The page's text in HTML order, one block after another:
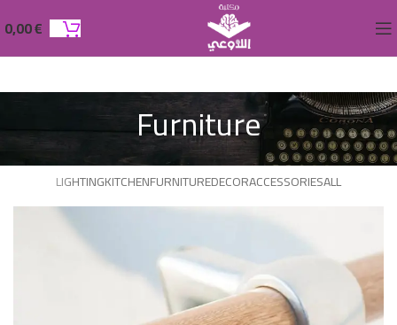
0,00€
Furniture
ALL
ACCESSORIES
DECOR
FURNITURE
KITCHEN
LIGHTING